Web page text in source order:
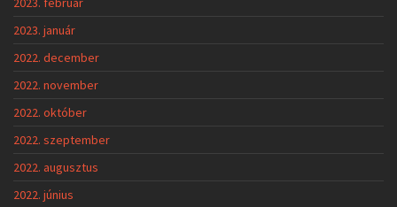
2023. január
2022. december
2022. november
2022. október
2022. szeptember
2022. augusztus
2022. június